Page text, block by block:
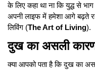
के लिए कहा था ना कि युद्ध से
अपनी लाइफ में हमेशा आगे बढ़ते
लिविंग (The Art of Living).
दुख का असली
क्या आपको पता है कि दुख का